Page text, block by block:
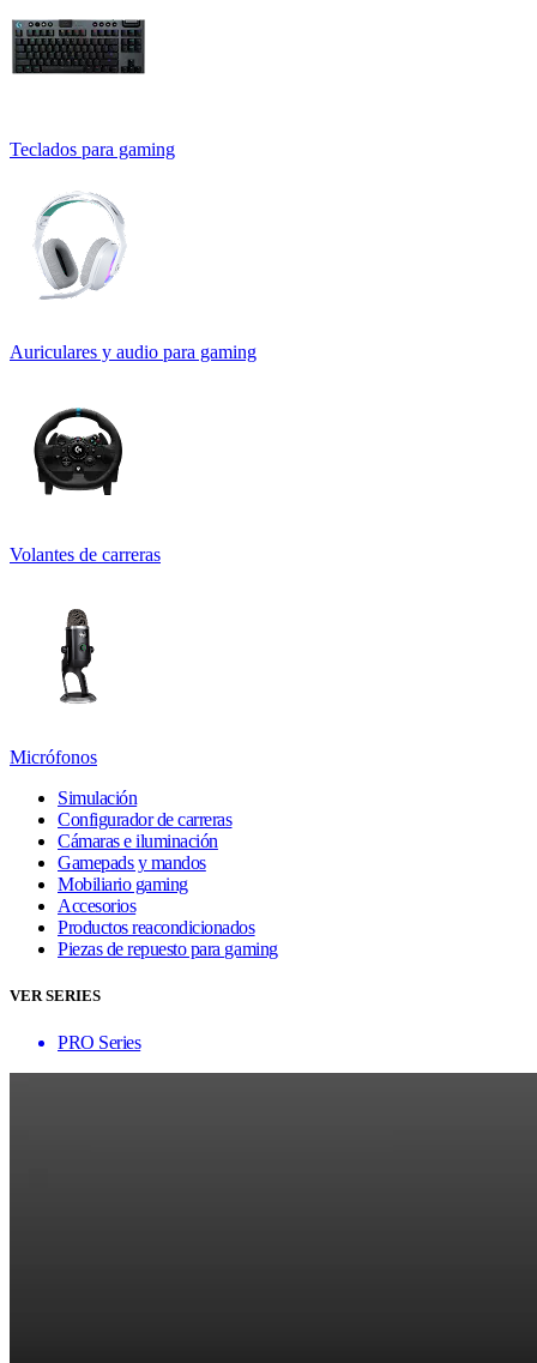
Teclados para gaming
Auriculares y audio para gaming
Volantes de carreras
Micrófonos
Simulación
Configurador de carreras
Cámaras e iluminación
Gamepads y mandos
Mobiliario gaming
Accesorios
Productos reacondicionados
Piezas de repuesto para gaming
VER SERIES
PRO Series